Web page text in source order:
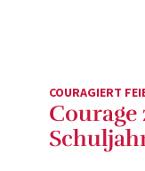
COURAGIERT
Courage